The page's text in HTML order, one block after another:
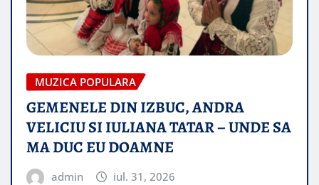
MUZICA POPULARA
GEMENELE DIN IZBUC, ANDRA
VELICIU SI IULIANA TATAR – UNDE SA
MA DUC EU DOAMNE
admin iul. 31, 2026